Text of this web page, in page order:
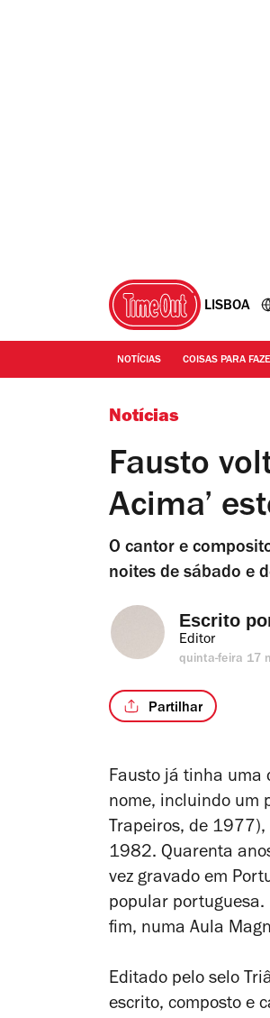
LISBOA
NOTÍCIAS COISAS PARA
Notícias
Fausto
Acima’
O cantor e
noites de sábado e
Escrito
Editor
quinta-feira 17
Partilhar
Fausto já tinha uma
nome, incluindo um
Trapeiros, de 1977),
1982. Quarenta
vez gravado em
popular
fim, numa Aula
Editado pelo selo
escrito, composto e